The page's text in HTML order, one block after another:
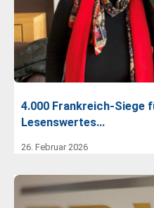
4.000 Frankreich-Siege
Lesenswertes…
26. Februar 2026